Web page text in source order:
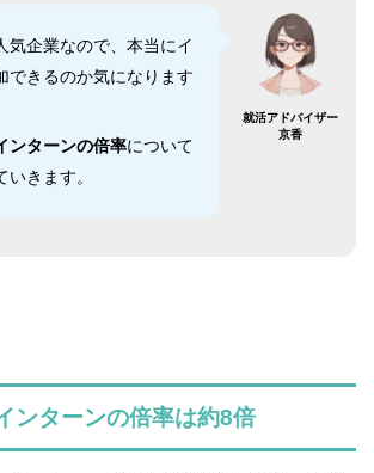
気企業なので、本当にイ
できるのか気になります
ンターンの倍率について
きます。
就活アドバイザー
京香
ンターンの倍率は約8倍